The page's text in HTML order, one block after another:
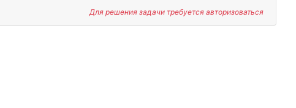
Для решения задачи требуется авторизоваться